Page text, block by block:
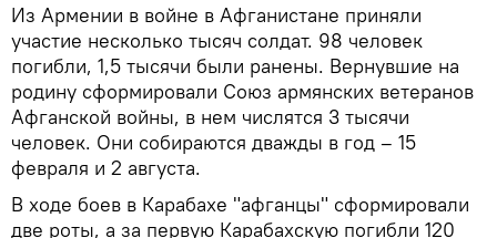
Из Армении в войне в Афганистане приняли
участие несколько тысяч солдат. 98 человек
погибли, 1,5 тысячи были ранены. Вернувшие на
родину сформировали Союз армянских ветеранов
Афганской войны, в нем числятся 3 тысячи
человек. Они собираются дважды в год – 15
февраля и 2 августа.
В ходе боев в Карабахе "афганцы" сформировали
две роты, а за первую Карабахскую погибли 120